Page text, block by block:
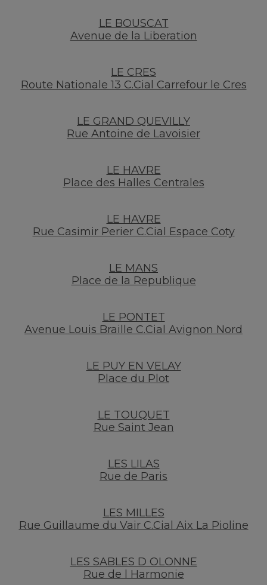
LE BOUSCAT
Avenue de la Liberation
LE CRES
Route Nationale 13 C.Cial Carrefour le Cres
LE GRAND QUEVILLY
Rue Antoine de Lavoisier
LE HAVRE
Place des Halles Centrales
LE HAVRE
Rue Casimir Perier C.Cial Espace Coty
LE MANS
Place de la Republique
LE PONTET
Avenue Louis Braille C.Cial Avignon Nord
LE PUY EN VELAY
Place du Plot
LE TOUQUET
Rue Saint Jean
LES LILAS
Rue de Paris
LES MILLES
Rue Guillaume du Vair C.Cial Aix La Pioline
LES SABLES D OLONNE
Rue de l Harmonie